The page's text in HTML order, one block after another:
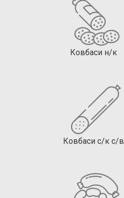
Ковбаси н/к
Ковбаси с/к с/в